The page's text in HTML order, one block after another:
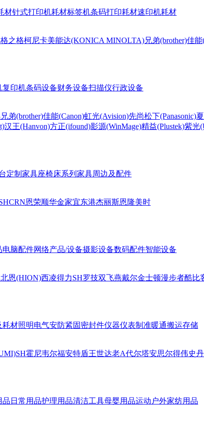
材针式打印机耗材标签机条码打印耗材速印机耗材
格之格柯尼卡美能达(KONICA MINOLTA)兄弟(brother)佳能
复印机条码设备财务设备扫描仪行政设备
兄弟(brother)佳能(Canon)虹光(Avision)先尚松下(Panasonic)
汉王(Hanvon)方正(ifound)影源(WinMage)精益(Plustek)紫光
定制家具座椅床系列 家具周边及配件
CRN恩荣顺华金家宜东港杰丽斯恩隆美时
电脑配件网络产品/设备摄影设备数码配件智能设备
北恩(HION)西凌得力SH罗技双飞燕戴尔金士顿漫步者酷比
耗材照明电气安防紧固密封件仪器仪表制准暖通搬运存储
SH霍尼韦尔福安特盾王世达老A代尔塔安思尔得伟史
品 日常用品护理用品清洁工具母婴用品运动户外家纺用品